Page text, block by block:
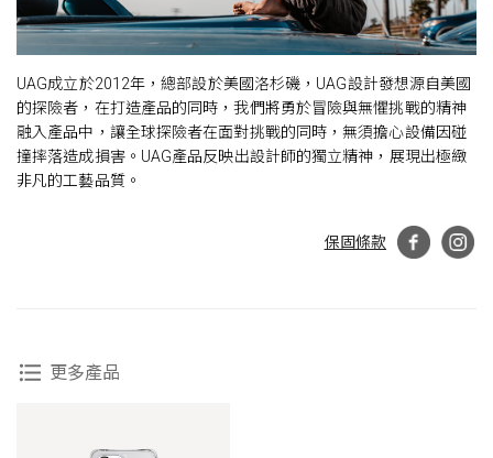
UAG成立於2012年，總部設於美國洛杉磯，UAG設計發想源自美國
的探險者，在打造產品的同時，我們將勇於冒險與無懼挑戰的精神
融入產品中，讓全球探險者在面對挑戰的同時，無須擔心設備因碰
撞摔落造成損害。UAG產品反映出設計師的獨立精神，展現出極緻
非凡的工藝品質。
保固條款
更多產品